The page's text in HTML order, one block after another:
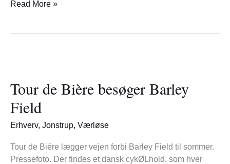
Read More »
Tour de Bière besøger Barley
Field
Erhverv, Jonstrup, Værløse
Tour de Biére lægger vejen forbi Barley Field til sommer.
Pressefoto. Der findes et dansk cykØLhold, som hver
Bière
besøger
Barley
Field